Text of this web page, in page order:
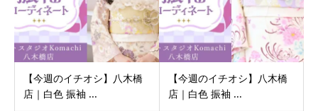
【今週のイチオシ】八木橋
店｜白色 振袖 ...
【今週のイチオシ】八木橋
店｜白色 振袖 ...